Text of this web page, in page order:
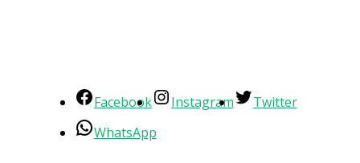
Facebook Instagram
Twitter
WhatsApp